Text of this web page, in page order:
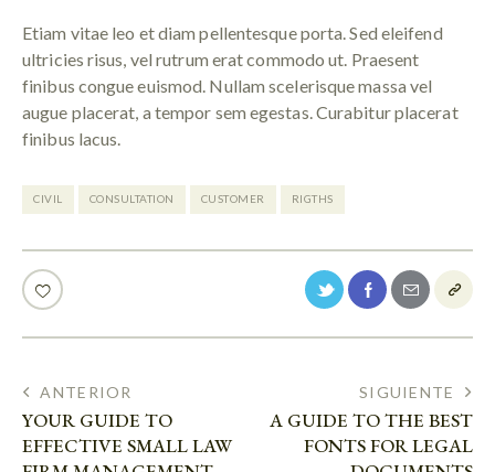
Etiam vitae leo et diam pellentesque porta. Sed eleifend
ultricies risus, vel rutrum erat commodo ut. Praesent
finibus congue euismod. Nullam scelerisque massa vel
augue placerat, a tempor sem egestas. Curabitur placerat
finibus lacus.
CIVIL CONSULTATION CUSTOMER RIGTHS
ANTERIOR
YOUR GUIDE TO
EFFECTIVE SMALL LAW
SIGUIENTE
A GUIDE TO THE BEST
FONTS FOR LEGAL